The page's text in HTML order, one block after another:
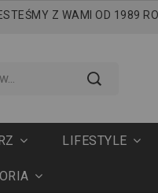
Z WAMI OD 1989
LIFESTYLE